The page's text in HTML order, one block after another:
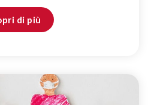
di più